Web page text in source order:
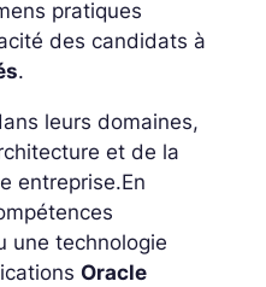
pratiques
des candidats à
.
leurs domaines,
et de la
entreprise.En
une technologie
Oracle